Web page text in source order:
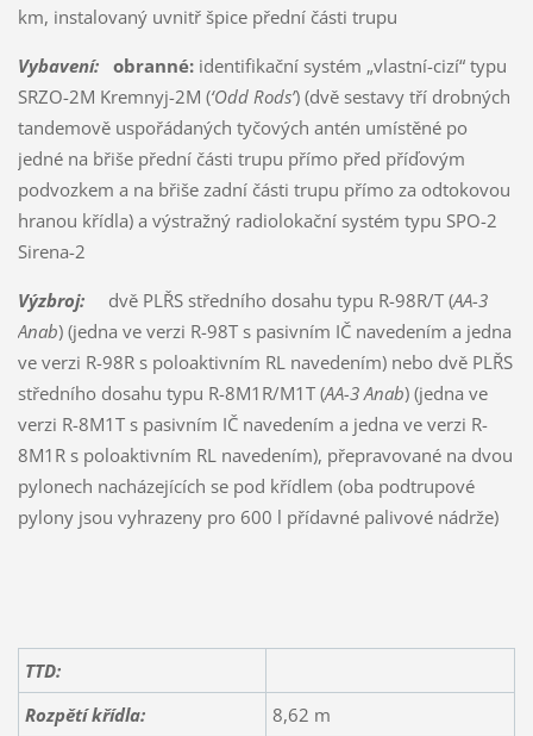
km, instalovaný uvnitř špice přední části trupu
Vybavení: obranné:identifikační systém „vlastní-cizí“ typu
SRZO-2M Kremnyj-2M (‘Odd Rods’) (dvě sestavy tří drobných
tandemově uspořádaných tyčových antén umístěné po
jedné na břiše přední části trupu přímo před příďovým
podvozkem a na břiše zadní části trupu přímo za odtokovou
hranou křídla) a výstražný radiolokační systém typu SPO-2
Sirena-2
Výzbroj:dvě PLŘS středního dosahu typu R-98R/T (AA-3
Anab) (jedna ve verzi R-98T s pasivním IČ navedením a jedna
ve verzi R-98R s poloaktivním RL navedením) nebo dvě PLŘS
středního dosahu typu R-8M1R/M1T (AA-3 Anab) (jedna ve
verzi R-8M1T s pasivním IČ navedením a jedna ve verzi R-
8M1R s poloaktivním RL navedením), přepravované na dvou
pylonech nacházejících se pod křídlem (oba podtrupové
pylony jsou vyhrazeny pro 600 l přídavné palivové nádrže)
TTD:
Rozpětí křídla:
8,62 m